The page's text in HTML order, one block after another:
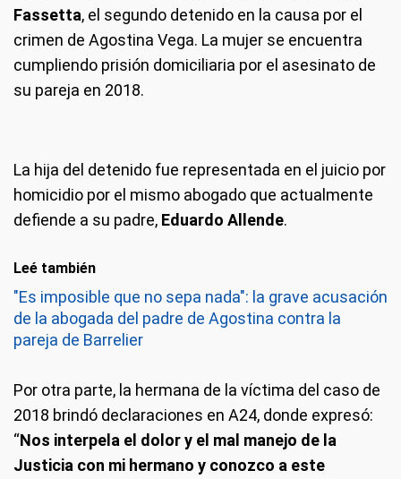
Fassetta, el segundo detenido en la causa por el
crimen de Agostina Vega. La mujer se encuentra
cumpliendo prisión domiciliaria por el asesinato de
su pareja en 2018.
La hija del detenido fue representada en el juicio por
homicidio por el mismo abogado que actualmente
defiende a su padre, Eduardo Allende.
Leé también
"Es imposible que no sepa nada": la grave acusación
de la abogada del padre de Agostina contra la
pareja de Barrelier
Por otra parte, la hermana de la víctima del caso de
2018 brindó declaraciones en A24, donde expresó:
“Nos interpela el dolor y el mal manejo de la
Justicia con mi hermano y conozco a este